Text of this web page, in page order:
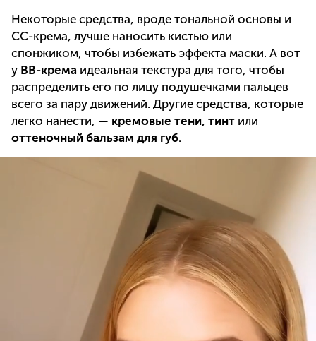
Некоторые средства, вроде тональной основы и
CC-крема, лучше наносить кистью или
спонжиком, чтобы избежать эффекта маски. А вот
у BB-крема идеальная текстура для того, чтобы
распределить его по лицу подушечками пальцев
всего за пару движений. Другие средства, которые
легко нанести, — кремовые тени, тинт или
оттеночный бальзам для губ.